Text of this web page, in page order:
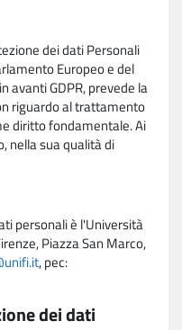
dei dati Personali
Europeo e del
avanti GDPR, prevede la
riguardo al trattamento
diritto fondamentale. Ai
nella sua qualità di
personali è l'Università
Piazza San Marco,
, pec:
dei dati